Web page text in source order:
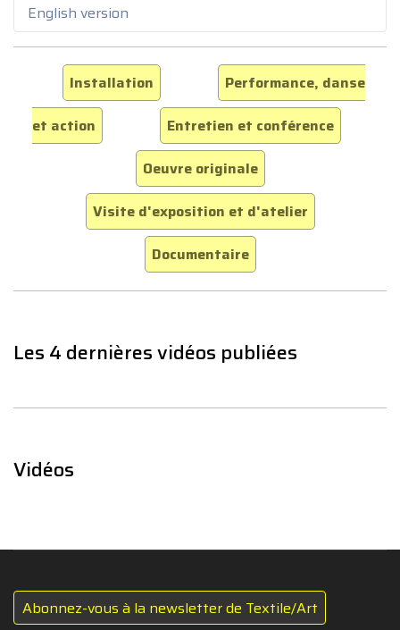
English version
Installation
Performance, danse
et action
Entretien et conférence
Oeuvre originale
Visite d'exposition et d'atelier
Documentaire
Les 4 dernières vidéos publiées
Vidéos
Abonnez-vous à la newsletter de Textile/Art